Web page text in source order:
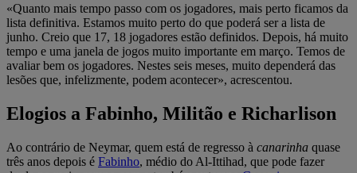
«Quanto mais tempo passo com os jogadores, mais perto ficamos da
lista definitiva. Estamos muito perto do que poderá ser a lista de
junho. Creio que 17, 18 jogadores estão definidos. Depois, há muito
tempo e uma janela de jogos muito importante em março. Temos de
avaliar bem os jogadores. Nestes seis meses, muito dependerá das
lesões que, infelizmente, podem acontecer», acrescentou.
Elogios a Fabinho, Militão e Richarlison
Ao contrário de Neymar, quem está de regresso à canarinha quase
três anos depois é Fabinho, médio do Al-Ittihad, que pode fazer